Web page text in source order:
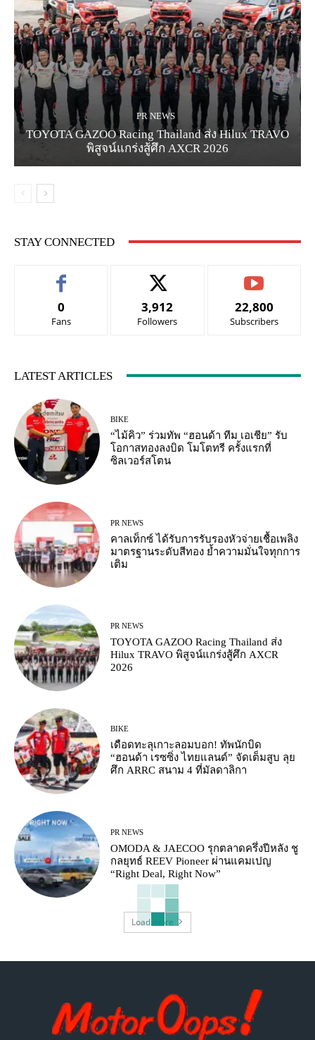
PR NEWS
TOYOTA GAZOO Racing Thailand ส่ง Hilux TRAVO
พิสูจน์แกร่งสู้ศึก AXCR 2026
STAY CONNECTED
0
Fans
3,912
Followers
22,800
Subscribers
LATEST ARTICLES
BIKE
“ไม้คิว” ร่วมทัพ “ฮอนด้า ทีม เอเชีย” รับ
โอกาสทองลงบิด โมโตทรี ครั้งแรกที่
ซิลเวอร์สโตน
PR NEWS
คาลเท็กซ์ ได้รับการรับรองหัวจ่ายเชื้อเพลิง
มาตรฐานระดับสีทอง ย้ำความมั่นใจทุกการ
เติม
PR NEWS
TOYOTA GAZOO Racing Thailand ส่ง
Hilux TRAVO พิสูจน์แกร่งสู้ศึก AXCR
2026
BIKE
เดือดทะลุเกาะลอมบอก! ทัพนักบิด
“ฮอนด้า เรซซิ่ง ไทยแลนด์” จัดเต็มสูบ ลุย
ศึก ARRC สนาม 4 ที่มัลดาลิกา
PR NEWS
OMODA & JAECOO รุกตลาดครึ่งปีหลัง ชู
กลยุทธ์ REEV Pioneer ผ่านแคมเปญ
“Right Deal, Right Now”
Load more